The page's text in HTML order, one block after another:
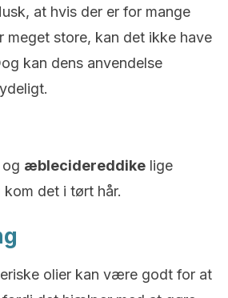
at hvis der er for mange
meget store, kan det ikke have
kan dens anvendelse
æblecidereddike lige
det i tørt hår.
olier kan være godt for at